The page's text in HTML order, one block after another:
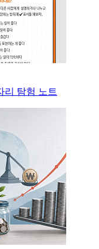
리 탐험 노트